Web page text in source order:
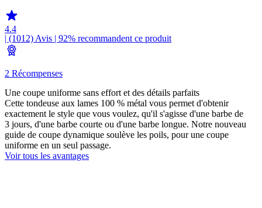
4.4
| (1012) Avis | 92% recommandent ce produit
2 Récompenses
Une coupe uniforme sans effort et des détails parfaits
Cette tondeuse aux lames 100 % métal vous permet d'obtenir
exactement le style que vous voulez, qu'il s'agisse d'une barbe de
3 jours, d'une barbe courte ou d'une barbe longue. Notre nouveau
guide de coupe dynamique soulève les poils, pour une coupe
uniforme en un seul passage.
Voir tous les avantages